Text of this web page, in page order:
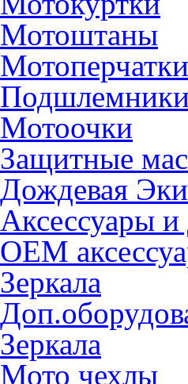
Мотоштаны
Мотоперчатки
Подшлемники
Мотоочки
Защитные
Дождевая
Аксессуары
OEM
Зеркала
Зеркала
Мото чехлы